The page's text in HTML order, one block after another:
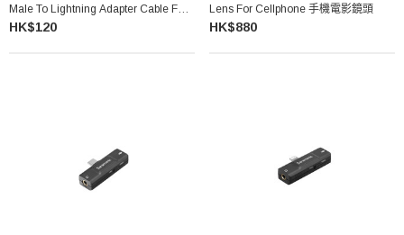
Male To Lightning Adapter Cable For
Audio To IPhone
HK$120
Lens For Cellphone 手機電影鏡頭
HK$880